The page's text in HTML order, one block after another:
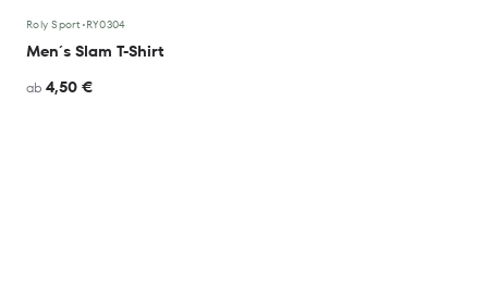
Roly Sport •RY0304
Men´s Slam T-Shirt
ab 4,50 €